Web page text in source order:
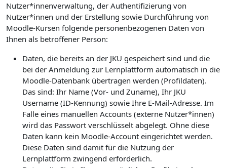
Nutzer*innenverwaltung, der Authentifizierung von
Nutzer*innen und der Erstellung sowie Durchführung von
Moodle-Kursen folgende personenbezogenen Daten von
Ihnen als betroffener Person:
Daten, die bereits an der JKU gespeichert sind und die
bei der Anmeldung zur Lernplattform automatisch in die
Moodle-Datenbank übertragen werden (Profildaten).
Das sind: Ihr Name (Vor- und Zuname), Ihr JKU
Username (ID-Kennung) sowie Ihre E-Mail-Adresse. Im
Falle eines manuellen Accounts (externe Nutzer*innen)
wird das Passwort verschlüsselt abgelegt. Ohne diese
Daten kann kein Moodle-Account eingerichtet werden.
Diese Daten sind damit für die Nutzung der
Lernplattform zwingend erforderlich.